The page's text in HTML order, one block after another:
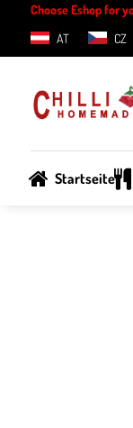
Choose Eshop for
AT
CZ
Startseite